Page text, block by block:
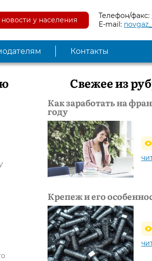
у населения Телефон/факс:
E-mail:
Контакты
Свежее из
Как заработать на
году
Крепеж и его